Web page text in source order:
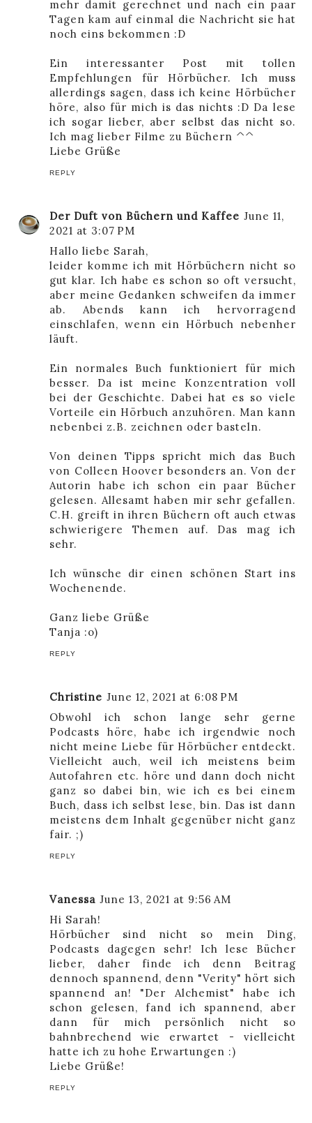
mehr damit gerechnet und nach ein paar
Tagen kam auf einmal die Nachricht sie hat
noch eins bekommen :D
Ein interessanter Post mit tollen
Empfehlungen für Hörbücher. Ich muss
allerdings sagen, dass ich keine Hörbücher
höre, also für mich is das nichts :D Da lese
ich sogar lieber, aber selbst das nicht so.
Ich mag lieber Filme zu Büchern ^^
Liebe Grüße
REPLY
Der Duft von Büchern und Kaffee June 11,
2021 at 3:07 PM
Hallo liebe Sarah,
leider komme ich mit Hörbüchern nicht so
gut klar. Ich habe es schon so oft versucht,
aber meine Gedanken schweifen da immer
ab. Abends kann ich hervorragend
einschlafen, wenn ein Hörbuch nebenher
läuft.
Ein normales Buch funktioniert für mich
besser. Da ist meine Konzentration voll
bei der Geschichte. Dabei hat es so viele
Vorteile ein Hörbuch anzuhören. Man kann
nebenbei z.B. zeichnen oder basteln.
Von deinen Tipps spricht mich das Buch
von Colleen Hoover besonders an. Von der
Autorin habe ich schon ein paar Bücher
gelesen. Allesamt haben mir sehr gefallen.
C.H. greift in ihren Büchern oft auch etwas
schwierigere Themen auf. Das mag ich
sehr.
Ich wünsche dir einen schönen Start ins
Wochenende.
Ganz liebe Grüße
Tanja :o)
REPLY
Christine June 12, 2021 at 6:08 PM
Obwohl ich schon lange sehr gerne
Podcasts höre, habe ich irgendwie noch
nicht meine Liebe für Hörbücher entdeckt.
Vielleicht auch, weil ich meistens beim
Autofahren etc. höre und dann doch nicht
ganz so dabei bin, wie ich es bei einem
Buch, dass ich selbst lese, bin. Das ist dann
meistens dem Inhalt gegenüber nicht ganz
fair. ;)
REPLY
Vanessa June 13, 2021 at 9:56 AM
Hi Sarah!
Hörbücher sind nicht so mein Ding,
Podcasts dagegen sehr! Ich lese Bücher
lieber, daher finde ich denn Beitrag
dennoch spannend, denn "Verity" hört sich
spannend an! "Der Alchemist" habe ich
schon gelesen, fand ich spannend, aber
dann für mich persönlich nicht so
bahnbrechend wie erwartet - vielleicht
hatte ich zu hohe Erwartungen :)
Liebe Grüße!
REPLY